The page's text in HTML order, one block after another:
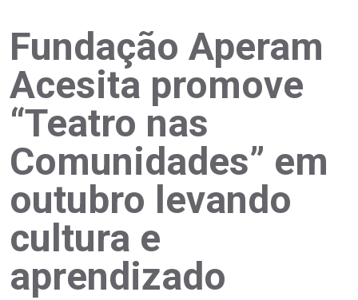
Fundação Aperam
Acesita promove
“Teatro nas
Comunidades” em
outubro levando
cultura e
aprendizado